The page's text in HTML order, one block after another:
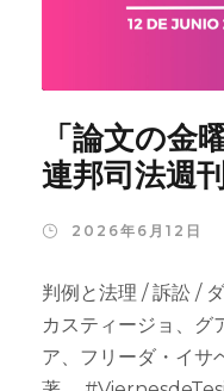
「論文の金
連邦司法週刊
2026年6月12日
判例と法理 / 訴訟 /
カスティージョ、グ
ア、フリーダ・イサ